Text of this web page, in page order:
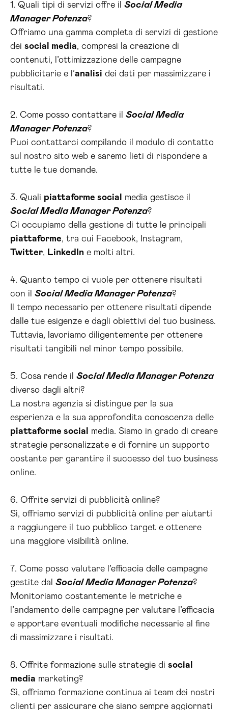
1. Quali tipi di servizi offre il Social Media
Manager Potenza?
Offriamo una gamma completa di servizi di gestione
dei social media, compresi la creazione di
contenuti, l’ottimizzazione delle campagne
pubblicitarie e l’analisi dei dati per massimizzare i
risultati.
2. Come posso contattare il Social Media
Manager Potenza?
Puoi contattarci compilando il modulo di contatto
sul nostro sito web e saremo lieti di rispondere a
tutte le tue domande.
3. Quali piattaforme social
media gestisce il
Social Media Manager Potenza?
Ci occupiamo della gestione di tutte le principali
piattaforme, tra cui Facebook, Instagram,
Twitter, LinkedIn e molti altri.
4. Quanto tempo ci vuole per ottenere risultati
con il Social Media Manager Potenza?
Il tempo necessario per ottenere risultati dipende
dalle tue esigenze e dagli obiettivi del tuo business.
Tuttavia, lavoriamo diligentemente per ottenere
risultati tangibili nel minor tempo possibile.
5. Cosa rende il Social Media Manager Potenza
diverso dagli altri?
La nostra agenzia si distingue per la sua
esperienza e la sua approfondita conoscenza delle
piattaforme social
media. Siamo in grado di creare
strategie personalizzate e di fornire un supporto
costante per garantire il successo del tuo business
online.
6. Offrite servizi di pubblicità online?
Sì, offriamo servizi di pubblicità online per aiutarti
a raggiungere il tuo pubblico target e ottenere
una maggiore visibilità online.
7. Come posso valutare l’efficacia delle campagne
gestite dal Social Media Manager Potenza?
Monitoriamo costantemente le metriche e
l’andamento delle campagne per valutare l’efficacia
e apportare eventuali modifiche necessarie al fine
di massimizzare i risultati.
8. Offrite formazione sulle strategie di social
media marketing?
Sì, offriamo formazione continua ai team dei nostri
clienti per assicurare che siano sempre aggiornati